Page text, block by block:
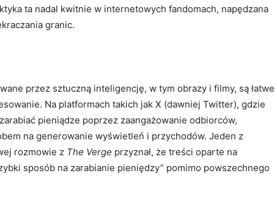
ta nadal kwitnie w internetowych fandomach, napędzana
granic.
przez sztuczną inteligencję, w tym obrazy i filmy, są łatwe
Na platformach takich jak X (dawniej Twitter), gdzie
pieniądze poprzez zaangażowanie odbiorców,
na generowanie wyświetleń i przychodów. Jeden z
rozmowie z The Verge przyznał, że treści oparte na
sposób na zarabianie pieniędzy” pomimo powszechnego